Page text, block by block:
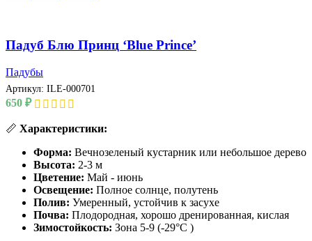
Падуб Блю Принц ‘Blue Prince’
Падубы
Артикул: ILE-000701
650 ₽
📏 Характеристики:
Форма: Вечнозеленый кустарник или небольшое дерево
Высота: 2-3 м
Цветение: Май - июнь
Освещение: Полное солнце, полутень
Полив: Умеренный, устойчив к засухе
Почва: Плодородная, хорошо дренированная, кислая
Зимостойкость: Зона 5-9 (-29°C )